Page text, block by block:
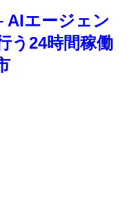
AIエージェン
う24時間稼働